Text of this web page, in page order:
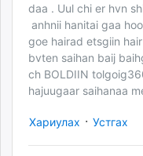
daa . Uul chi er hvn
anhnii hanitai gaa
goe hairad etsgiin
bvten saihan baij
ch BOLDIIN
hajuugaar saihanaa
Хариулах · Устгах